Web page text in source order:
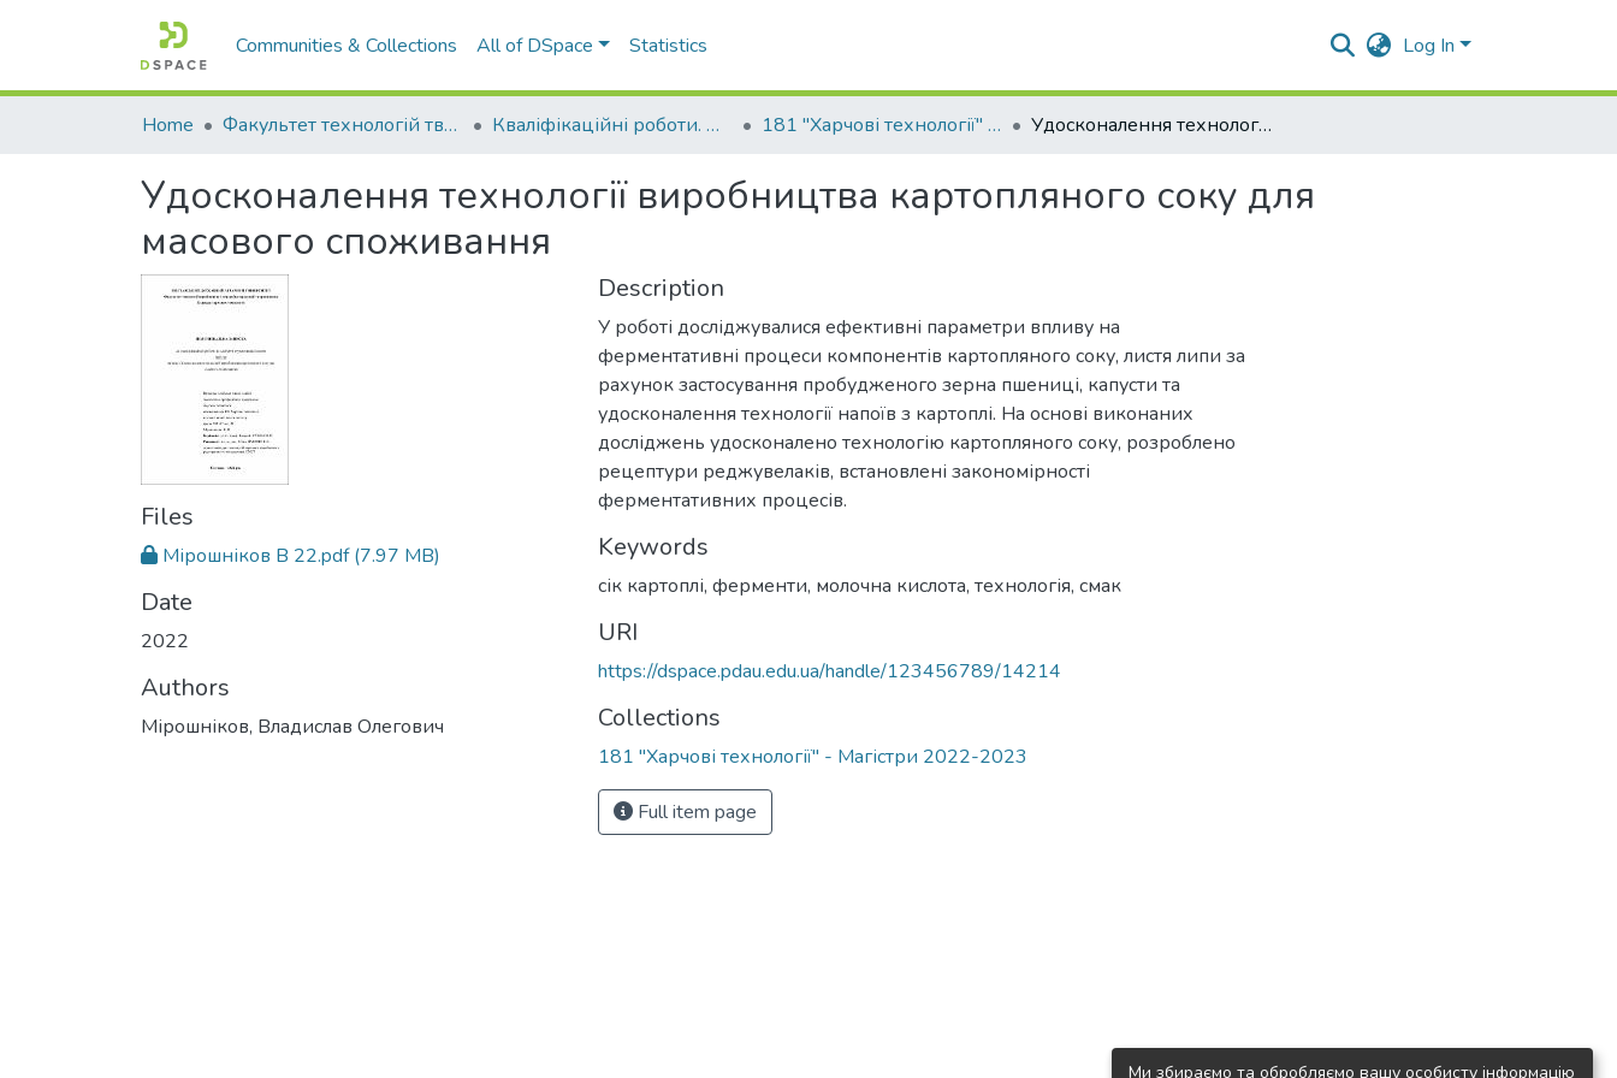
Communities & Collections All of DSpace Statistics Log In
Home Факультет технологій тваринництва та продовольства Кваліфікаційні роботи. Факультет технологій тваринництва та продовольства 181 "Харчові технології" - Магістри 2022-2023 Удосконалення технології виробництва картопляного соку для масового споживання
Удосконалення технології виробництва картопляного соку для
масового споживання
Files
Мірошніков В 22.pdf(7.97 MB)
Date
2022
Authors
Мірошніков, Владислав Олегович
Description
У роботі досліджувалися ефективні параметри впливу на
ферментативні процеси компонентів картопляного соку, листя липи за
рахунок застосування пробудженого зерна пшениці, капусти та
удосконалення технології напоїв з картоплі. На основі виконаних
досліджень удосконалено технологію картопляного соку, розроблено
рецептури реджувелаків, встановлені закономірності
ферментативних процесів.
Keywords
сік картоплі, ферменти, молочна кислота, технологія, смак
URI
https://dspace.pdau.edu.ua/handle/123456789/14214
Collections
181 "Харчові технології" - Магістри 2022-2023
Full item page
Ми збираємо та обробляємо вашу особисту інформацію